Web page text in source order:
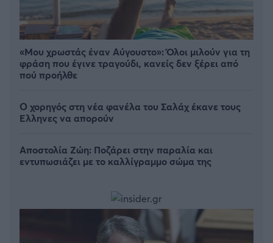
«Μου χρωστάς έναν Αύγουστο»: Όλοι μιλούν για τη
φράση που έγινε τραγούδι, κανείς δεν ξέρει από
πού προήλθε
Ο χορηγός στη νέα φανέλα του Σαλάχ έκανε τους
Έλληνες να απορούν
Αποστολία Ζώη: Ποζάρει στην παραλία και
εντυπωσιάζει με το καλλίγραμμο σώμα της